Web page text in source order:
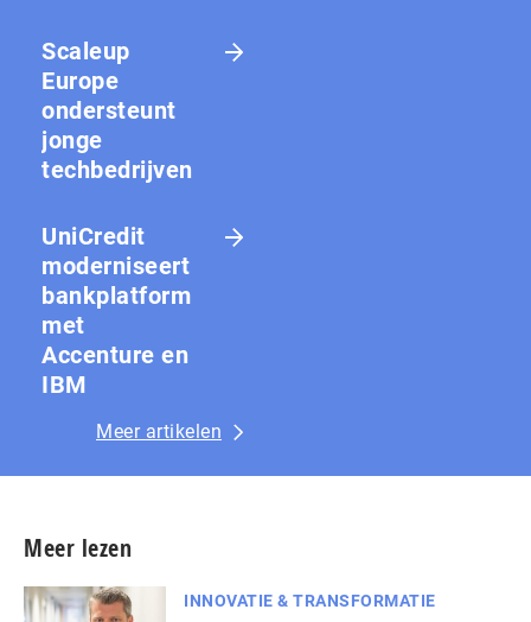
Scaleup
Europe
ondersteunt
jonge
techbedrijven
UniCredit
moderniseert
bankplatform
met
Accenture en
IBM
Meer artikelen
Meer lezen
INNOVATIE & TRANSFORMATIE